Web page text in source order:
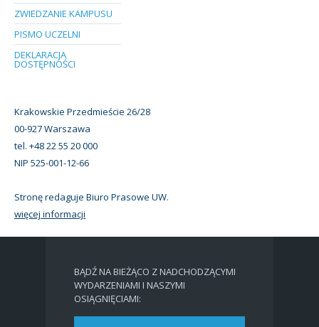
ZWIEDZANIE KAMPUSU
PISMO UCZELNI
DEKLARACJA
DOSTĘPNOŚCI
Krakowskie Przedmieście 26/28
00-927 Warszawa
tel. +48 22 55 20 000
NIP 525-001-12-66
Stronę redaguje Biuro Prasowe UW.
więcej informacji
BĄDŹ NA BIEŻĄCO Z NADCHODZĄCYMI
WYDARZENIAMI I NASZYMI
OSIĄGNIĘCIAMI: